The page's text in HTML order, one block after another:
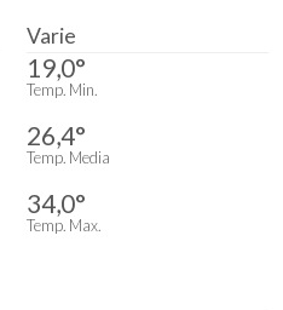
Varie
19,0°
Temp. Min.
26,4°
Temp. Media
34,0°
Temp. Max.